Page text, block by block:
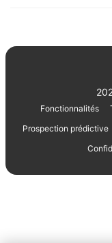
Fonctionnalités
Prospection prédictive